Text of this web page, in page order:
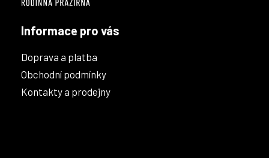
Informace pro vás
Doprava a platba
Obchodní podmínky
Kontakty a prodejny